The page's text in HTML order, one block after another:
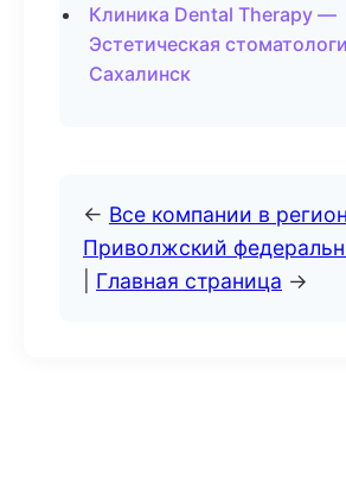
Клиника Dental Therapy —
Эстетическая
Сахалинск
← Все компании в
Приволжский
Главная страница →